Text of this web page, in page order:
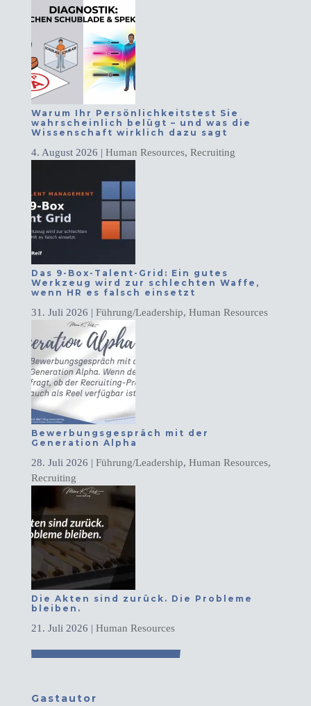
Warum Ihr Persönlichkeitstest Sie
wahrscheinlich belügt – und was die
Wissenschaft wirklich dazu sagt
4. August 2026 | Human Resources, Recruiting
Das 9-Box-Talent-Grid: Ein gutes
Werkzeug wird zur schlechten Waffe,
wenn HR es falsch einsetzt
31. Juli 2026 | Führung/Leadership, Human Resources
Bewerbungsgespräch mit der
Generation Alpha
28. Juli 2026 | Führung/Leadership, Human Resources,
Recruiting
Die Akten sind zurück. Die Probleme
bleiben.
21. Juli 2026 | Human Resources
Gastautor